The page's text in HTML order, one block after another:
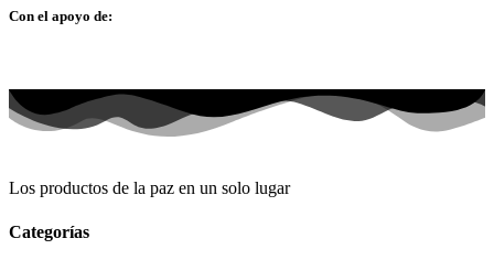
Con el apoyo de:
Los productos de la paz en un solo lugar
Categorías